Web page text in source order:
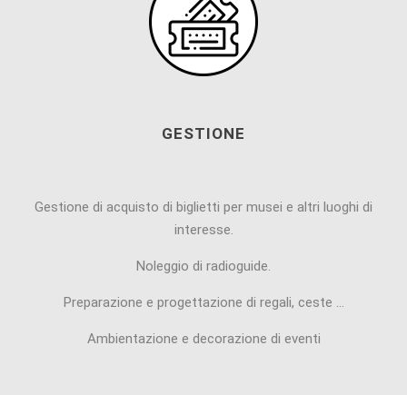
GESTIONE
Gestione di acquisto di biglietti per musei e altri luoghi di
interesse.
Noleggio di radioguide.
Preparazione e progettazione di regali, ceste …
Ambientazione e decorazione di eventi